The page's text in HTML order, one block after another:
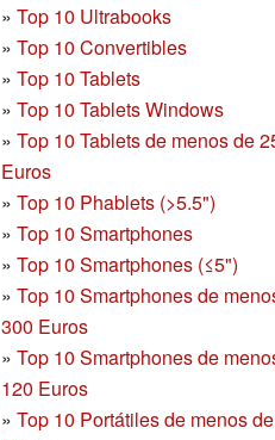
» Top 10 Ultrabooks
» Top 10 Convertibles
» Top 10 Tablets
» Top 10 Tablets Windows
» Top 10 Tablets de menos de
Euros
» Top 10 Phablets (>5.5")
» Top 10 Smartphones
» Top 10 Smartphones (≤5")
» Top 10 Smartphones de
300 Euros
» Top 10 Smartphonesde
120 Euros
» Top 10 Portátiles de menos